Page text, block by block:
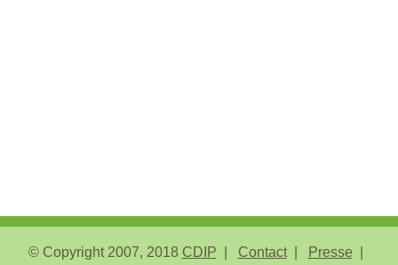
© Copyright 2007, 2018 CDIP Contact Presse